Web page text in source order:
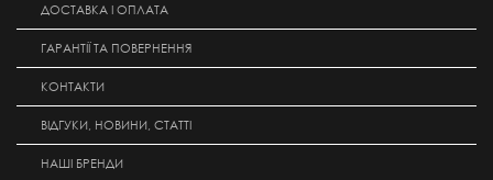
ДОСТАВКА І ОПЛАТА
ГАРАНТІЇ ТА ПОВЕРНЕННЯ
КОНТАКТИ
ВІДГУКИ, НОВИНИ, СТАТТІ
НАШІ БРЕНДИ